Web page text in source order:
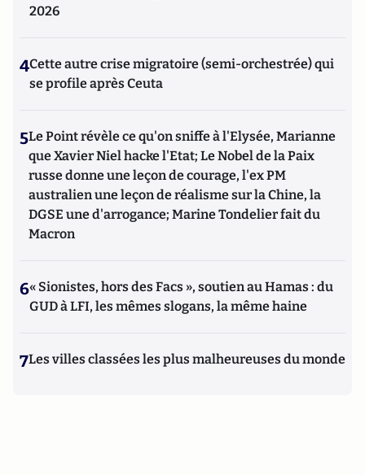
2026
4Cette autre crise migratoire (semi-orchestrée) qui
se profile après Ceuta
5Le Point révèle ce qu'on sniffe à l'Elysée, Marianne
que Xavier Niel hacke l'Etat; Le Nobel de la Paix
russe donne une leçon de courage, l'ex PM
australien une leçon de réalisme sur la Chine, la
DGSE une d'arrogance; Marine Tondelier fait du
Macron
6« Sionistes, hors des Facs », soutien au Hamas : du
GUD à LFI, les mêmes slogans, la même haine
7Les villes classées les plus malheureuses du monde